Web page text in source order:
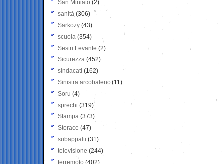
San Miniato (2)
sanità (306)
Sarkozy (43)
scuola (354)
Sestri Levante (2)
Sicurezza (452)
sindacati (162)
Sinistra arcobaleno (11)
Soru (4)
sprechi (319)
Stampa (373)
Storace (47)
subappalti (31)
televisione(244)
terremoto (402)